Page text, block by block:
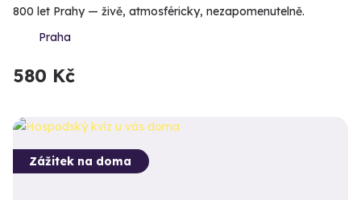
800 let Prahy — živě, atmosféricky, nezapomenutelně.
Praha
580 Kč
Zážitek na doma